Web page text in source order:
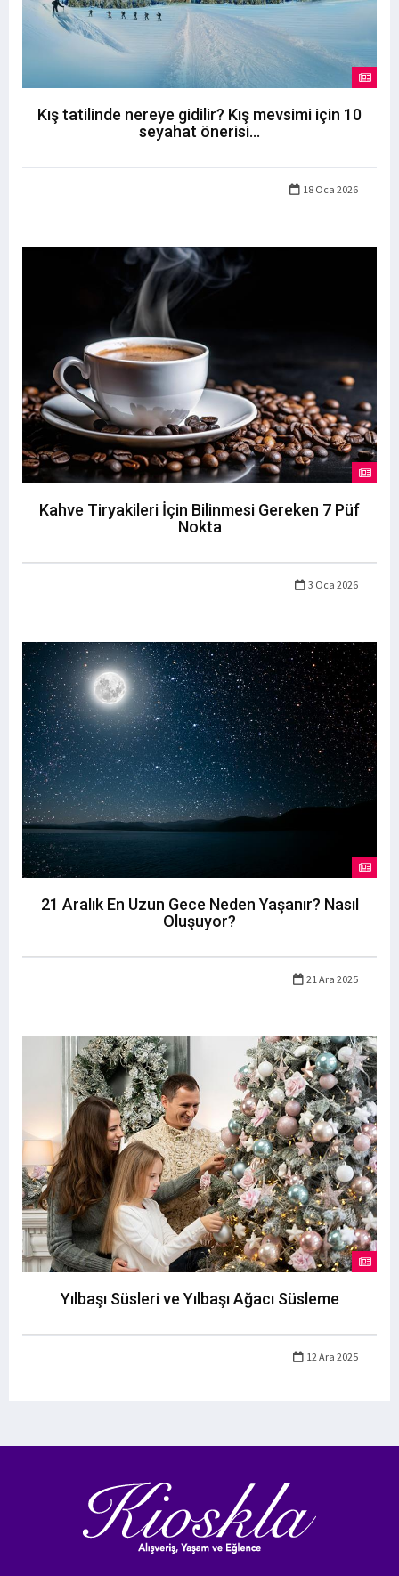
Kış tatilinde nereye gidilir? Kış mevsimi için 10
seyahat önerisi...
18 Oca 2026
Kahve Tiryakileri İçin Bilinmesi Gereken 7 Püf
Nokta
3 Oca 2026
21 Aralık En Uzun Gece Neden Yaşanır? Nasıl
Oluşuyor?
21 Ara 2025
Yılbaşı Süsleri ve Yılbaşı Ağacı Süsleme
12 Ara 2025